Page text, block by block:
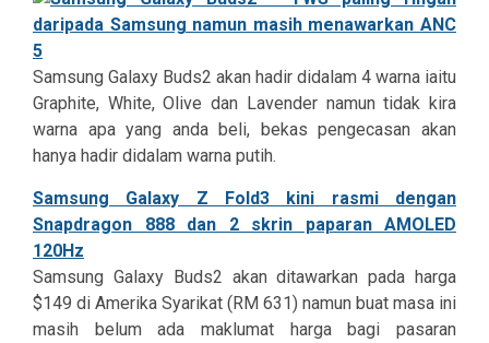
Samsung Galaxy Buds2 akan hadir didalam 4 warna iaitu
Graphite, White, Olive dan Lavender namun tidak kira
warna apa yang anda beli, bekas pengecasan akan
hanya hadir didalam warna putih.
Samsung Galaxy Z Fold3 kini rasmi dengan
Snapdragon 888 dan 2 skrin paparan AMOLED
120Hz
Samsung Galaxy Buds2 akan ditawarkan pada harga
$149 di Amerika Syarikat (RM 631) namun buat masa ini
masih belum ada maklumat harga bagi pasaran